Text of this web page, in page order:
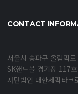
CONTACT
서울시 송파구 올림픽
SK핸드볼 경기장 117
사단법인 대한세팍타크